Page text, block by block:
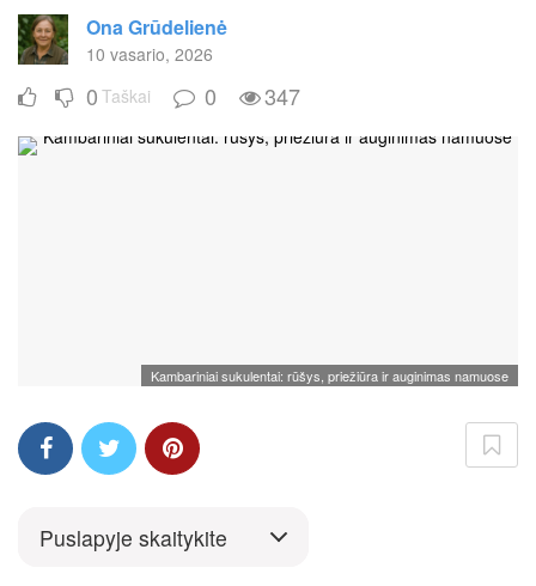
Ona Grūdelienė
10 vasario, 2026
0 Taškai 0 347
Kambariniai sukulentai: rūšys, priežiūra ir auginimas namuose
Puslapyje skaitykite